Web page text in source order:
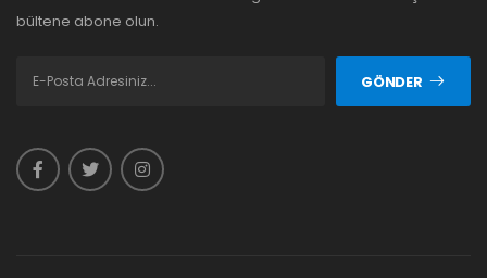
bültene abone olun.
GÖNDER